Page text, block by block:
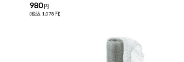
ベビー・キッ
ズ関連
980 円
(税込 1,078円)